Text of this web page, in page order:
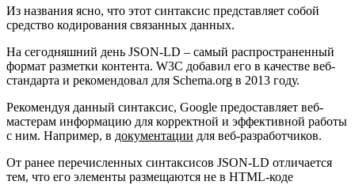
Из названия ясно, что этот синтаксис представляет собой
средство кодирования связанных данных.
На сегодняшний день JSON-LD – самый распространенный
формат разметки контента. W3C добавил его в качестве веб-
стандарта и рекомендовал для Schema.org в 2013 году.
Рекомендуя данный синтаксис, Google предоставляет веб-
мастерам информацию для корректной и эффективной работы
с ним. Например, в документации для веб-разработчиков.
От ранее перечисленных синтаксисов JSON-LD отличается
тем, что его элементы размещаются не в HTML-коде